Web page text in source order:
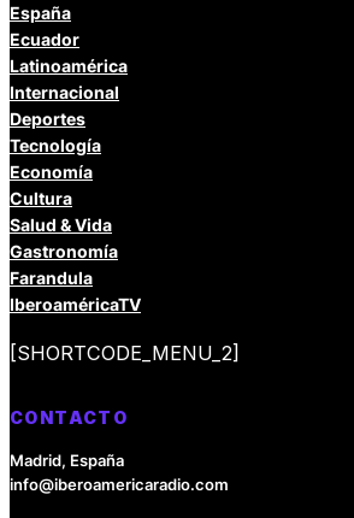
España
Ecuador
Latinoamérica
Internacional
Deportes
Tecnología
Economía
Cultura
Salud & Vida
Gastronomía
Farandula
IberoaméricaTV
[SHORTCODE_MENU_2]
CONTACTO
Madrid, España
info@iberoamericaradio.com